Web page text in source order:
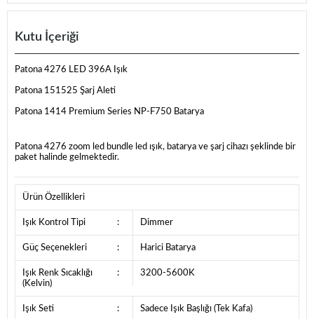
Patona 4276 zoom led bundle led ışık, batarya ve şarj cihazı şeklinde bir
paket halinde gelmektedir.
Kutu İçeriği
Patona 4276 LED 396A Işık
Patona 151525 Şarj Aleti
Patona 1414 Premium Series NP-F750 Batarya
Ürün Özellikleri
Işık Kontrol Tipi : Dimmer
Güç Seçenekleri : Harici Batarya
Işık Renk Sıcaklığı
(Kelvin)
: 3200-5600K
Işık Seti : Sadece Işık Başlığı (Tek Kafa)